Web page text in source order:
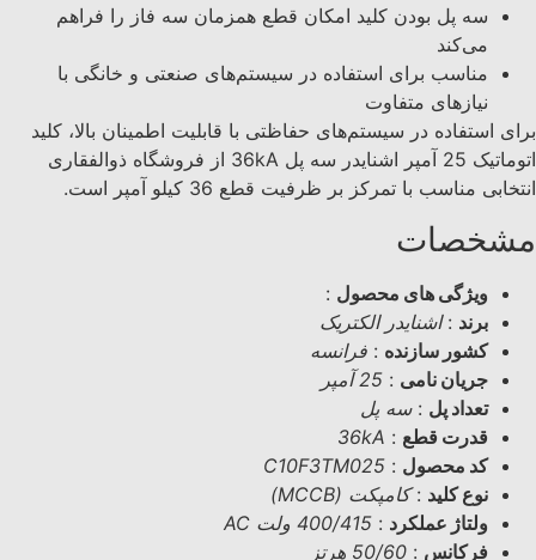
سه پل بودن کليد امکان قطع همزمان سه فاز را فراهم
می‌کند
مناسب برای استفاده در سیستم‌های صنعتی و خانگی با
نیازهای متفاوت
برای استفاده در سیستم‌های حفاظتی با قابلیت اطمینان بالا، کليد
اتوماتیک 25 آمپر اشنایدر سه پل 36kA از فروشگاه ذوالفقاری
انتخابی مناسب با تمرکز بر ظرفیت قطع 36 کیلو آمپر است.
مشخصات
ویژگی های محصول :
برند :اشنایدر الکتریک
کشور سازنده : فرانسه
جریان نامی : 25 آمپر
تعداد پل :سه پل
قدرت قطع :
36kA
کد محصول :
C10F3TM025
نوع کلید :کامپکت (MCCB)
ولتاژ عملکرد : 400/415 ولت AC
فرکانس : 50/60 هرتز